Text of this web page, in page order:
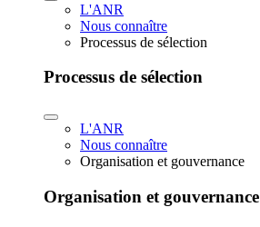
L'ANR
Nous connaître
Processus de sélection
Processus de sélection
L'ANR
Nous connaître
Organisation et gouvernance
Organisation et gouvernance